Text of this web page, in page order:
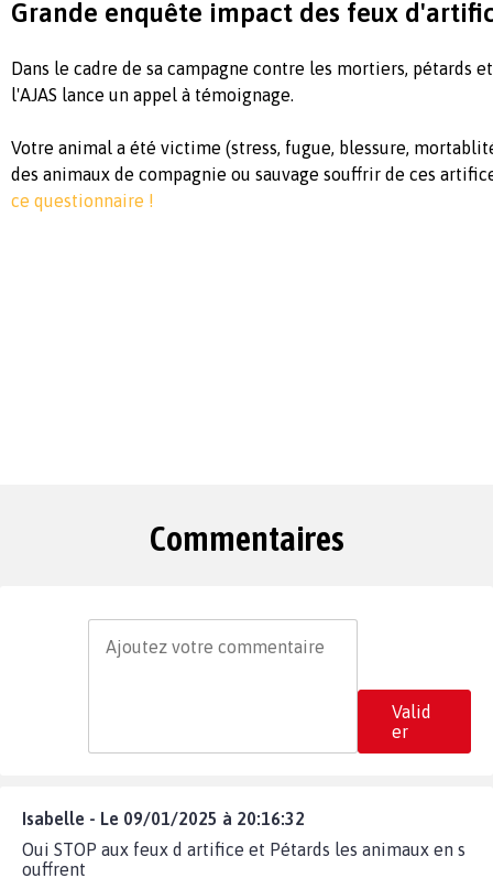
Grande enquête impact des feux
Dans le cadre de sa campagne contre les mortiers, pétards
l'AJAS lance un appel à témoignage.
Votre animal a été victime (stress, fugue, blessure,
des animaux de compagnie ou sauvage souffrir de ces
ce questionnaire !
Commentaires
Valid
er
Isabelle - Le 09/01/2025 à 20:16:32
Oui STOP aux feux d artifice et Pétards les animaux en s
ouffrent